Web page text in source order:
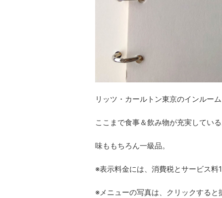
リッツ・カールトン東京のインルー
ここまで食事＆飲み物が充実してい
味ももちろん一級品。
※表示料金には、消費税とサービス料
※メニューの写真は、クリックすると